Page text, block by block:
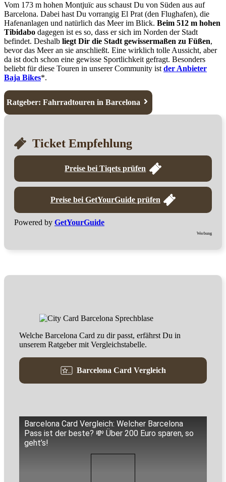
Vom 173 m hohen Montjuïc aus schaust Du von Süden aus auf
Barcelona. Dabei hast Du vorrangig El Prat (den Flughafen), die
Hafenanlagen und natürlich das Meer im Blick. Beim 512 m hohen
Tibidabo dagegen ist es so, dass er sich im Norden der Stadt
befindet. Deshalb liegt Dir die Stadt gewissermaßen zu Füßen,
bevor das Meer an sie anschließt. Eine wirklich tolle Aussicht, aber
da ist doch schon eine gewisse Sportlichkeit gefragt. Besonders
beliebt für diese Touren in unserer Community istder Anbieter
Baja Bikes*.
Ratgeber: Fahrradtouren in Barcelona
Ticket Empfehlung
Preise bei Tiqets prüfen
Preise bei GetYourGuide prüfen
Powered by GetYourGuide
Werbung
Welche Barcelona Card zu dir passt, erfährst Du in
unserem Ratgeber mit Vergleichstabelle.
Barcelona Card Vergleich
Barcelona Card Vergleich: Welcher Barcelona
Pass ist der beste? 💸 Über 200 Euro sparen, so
geht’s!